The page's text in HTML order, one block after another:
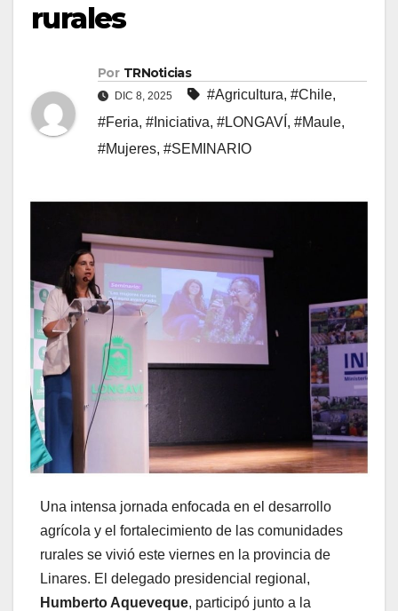
rurales
Por TRNoticias
DIC 8, 2025 #Agricultura, #Chile,
#Feria, #Iniciativa, #LONGAVÍ , #Maule,
#Mujeres, #SEMINARIO
Una intensa jornada enfocada en el desarrollo
agrícola y el fortalecimiento de las comunidades
rurales se vivió este viernes en la provincia de
Linares. El delegado presidencial regional,
Humberto Aqueveque, participó junto a la